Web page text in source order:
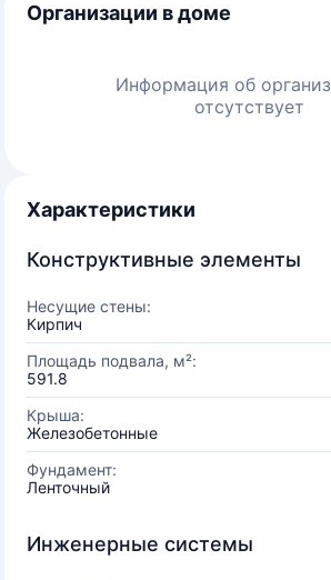
Организации в доме
Информация об
отсутствует
Характеристики
Конструктивные элементы
Несущие стены:
Кирпич
Площадь подвала, м²:
591.8
Крыша:
Железобетонные
Фундамент:
Ленточный
Инженерные системы